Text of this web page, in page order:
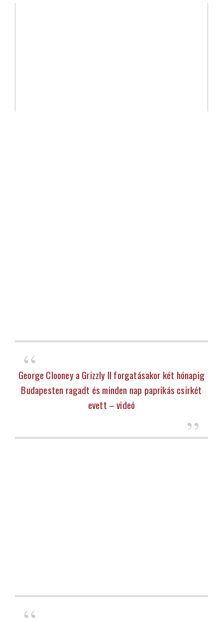
George Clooney a Grizzly II forgatásakor két hónapig
Budapesten ragadt és minden nap paprikás csirkét
evett – videó